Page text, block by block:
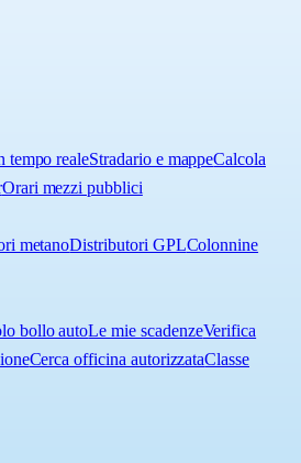
tempo realeStradario e mappeCalcola
Orari mezzi pubblici
metanoDistributori GPLColonnine
bollo autoLe mie scadenzeVerifica
Cerca officina autorizzataClasse